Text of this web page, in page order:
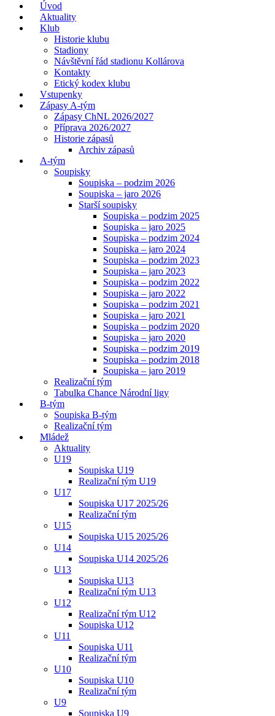
Úvod
Aktuality
Klub
Historie klubu
Stadiony
Návštěvní řád stadionu Kollárova
Kontakty
Etický kodex klubu
Vstupenky
Zápasy A-tým
Zápasy ChNL 2026/2027
Příprava 2026/2027
Historie zápasů
Archiv zápasů
A-tým
Soupisky
Soupiska – podzim 2026
Soupiska – jaro 2026
Starší soupisky
Soupiska – podzim 2025
Soupiska – jaro 2025
Soupiska – podzim 2024
Soupiska – jaro 2024
Soupiska – podzim 2023
Soupiska – jaro 2023
Soupiska – podzim 2022
Soupiska – jaro 2022
Soupiska – podzim 2021
Soupiska – jaro 2021
Soupiska – podzim 2020
Soupiska – jaro 2020
Soupiska – podzim 2019
Soupiska – podzim 2018
Soupiska – jaro 2019
Realizační tým
Tabulka Chance Národní ligy
B-tým
Soupiska B-tým
Realizační tým
Mládež
Aktuality
U19
Soupiska U19
Realizační tým U19
U17
Soupiska U17 2025/26
Realizační tým
U15
Soupiska U15 2025/26
U14
Soupiska U14 2025/26
U13
Soupiska U13
Realizační tým U13
U12
Realizační tým U12
Soupiska U12
U11
Soupiska U11
Realizační tým
U10
Soupiska U10
Realizační tým
U9
Soupiska U9